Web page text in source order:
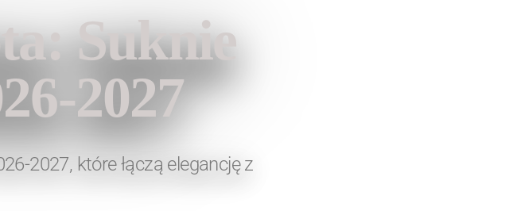
Suknie
2027
2027, które łączą elegancję z